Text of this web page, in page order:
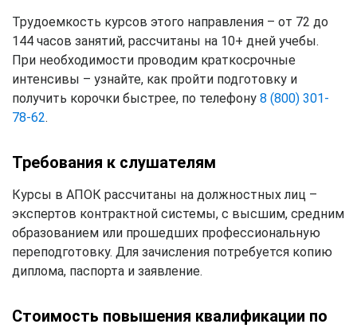
Трудоемкость курсов этого направления – от 72 до
144 часов занятий, рассчитаны на 10+ дней учебы.
При необходимости проводим краткосрочные
интенсивы – узнайте, как пройти подготовку и
получить корочки быстрее, по телефону 8 (800) 301-
78-62.
Требования к слушателям
Курсы в АПОК рассчитаны на должностных лиц –
экспертов контрактной системы, с высшим, средним
образованием или прошедших профессиональную
переподготовку. Для зачисления потребуется копию
диплома, паспорта и заявление.
Стоимость повышения квалификации по